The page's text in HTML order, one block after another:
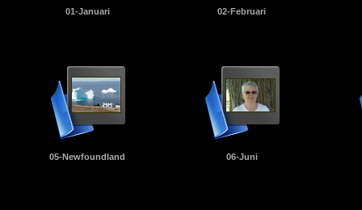
01-Januari 02-Februari
05-Newfoundland 06-Juni